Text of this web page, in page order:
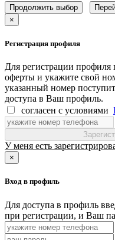
Продолжить выбор
×
Регистрация профиля
Для регистрации
оферты и укажите свой
указанный номер
доступа в Ваш профиль.
согласен с условиями
У меня есть
×
Вход в профиль
Для доступа в профиль
при регистрации, и Ваш